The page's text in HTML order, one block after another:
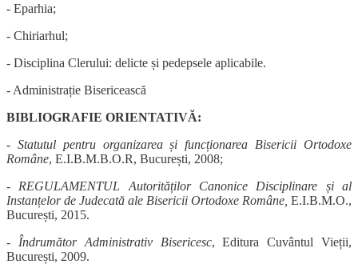
- Eparhia;
- Chiriarhul;
- Disciplina Clerului: delicte și pedepsele aplicabile.
- Administrație Bisericească
BIBLIOGRAFIE ORIENTATIVĂ:
- Statutul pentru organizarea și funcționarea Bisericii Ortodoxe
Române, E.I.B.M.B.O.R, București, 2008;
- REGULAMENTUL Autorităților Canonice Disciplinare și al
Instanțelor de Judecată ale Bisericii Ortodoxe Române, E.I.B.M.O.,
București, 2015.
- Îndrumător Administrativ Bisericesc, Editura Cuvântul Vieții,
București, 2009.